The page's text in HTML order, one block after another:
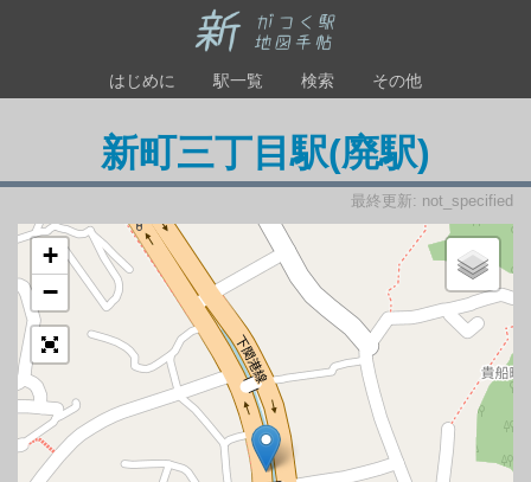
はじめに 駅一覧 検索 その他
新町三丁目駅(廃駅)
最終更新: not_specified
+
−